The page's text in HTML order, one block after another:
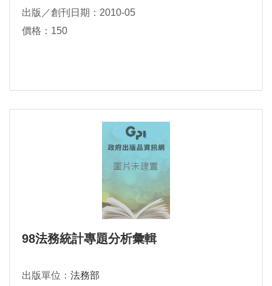
出版／創刊日期：2010-05
價格：150
98法務統計專題分析彙輯
出版單位： 法務部